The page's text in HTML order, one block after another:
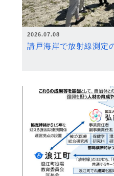
2026.07.08
請戸海岸で放射線測定